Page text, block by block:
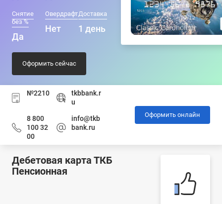
Снятие
без %
Да
Овердрафт
Нет
Доставка
1 день
Оформить сейчас
№2210
tkbbank.r
u
8 800
100 32
00
info@tkb
bank.ru
Оформить онлайн
Дебетовая карта ТКБ
Пенсионная